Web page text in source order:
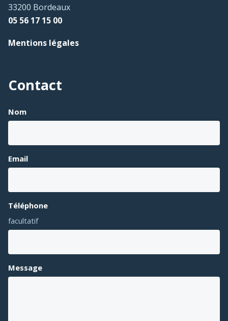
33200 Bordeaux
05 56 17 15 00
Mentions légales
Contact
Nom
Email
Téléphone
facultatif
Message